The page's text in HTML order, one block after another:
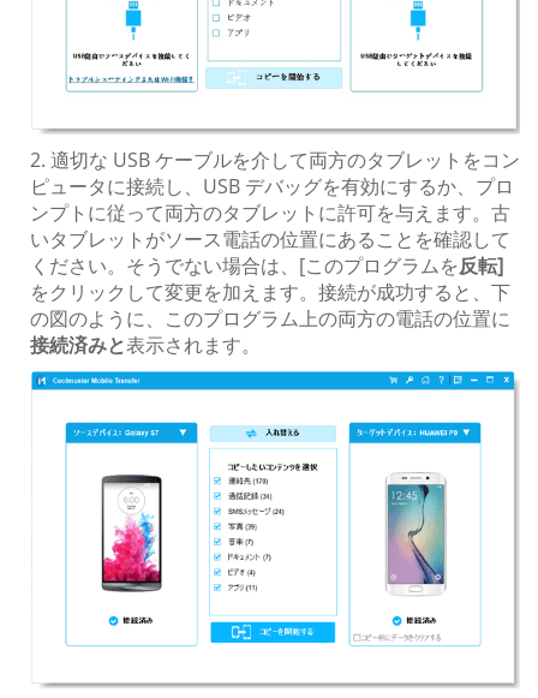
2. 適切な USB ケーブルを介して両方のタブレットをコン
ピュータに接続し、USB デバッグを有効にするか、プロ
ンプトに従って両方のタブレットに許可を与えます。古
いタブレットがソース電話の位置にあることを確認して
ください。そうでない場合は、[このプログラムを反転]
をクリックして変更を加えます。接続が成功すると、下
の図のように、このプログラム上の両方の電話の位置に
接続済みと表示されます。